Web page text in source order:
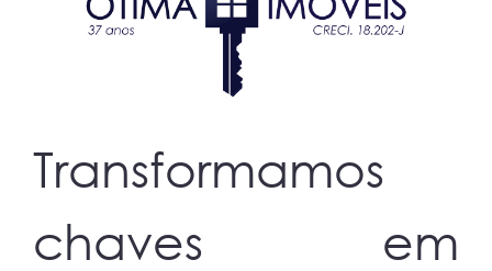
Transformamos
chaves em